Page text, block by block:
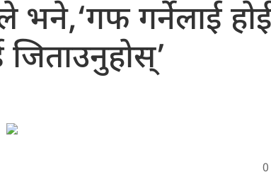
भने,‘गफ गर्नेलाई
जिताउनुहोस्’
0